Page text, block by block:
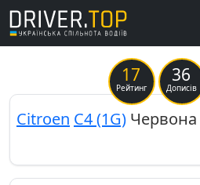
17
Рейтинг
36
Дописів
Previous
Citroen C4 (1G)